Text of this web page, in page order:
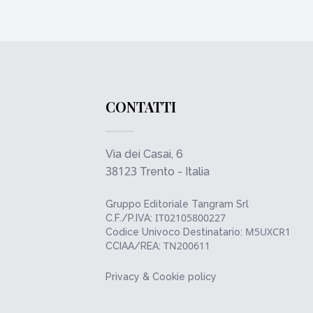
CONTATTI
Via dei Casai, 6
38123 Trento - Italia
Gruppo Editoriale Tangram Srl
C.F./P.IVA: IT02105800227
Codice Univoco Destinatario: M5UXCR1
CCIAA/REA: TN200611
Privacy & Cookie policy